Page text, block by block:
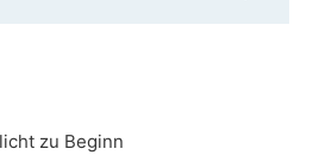
zu Beginn